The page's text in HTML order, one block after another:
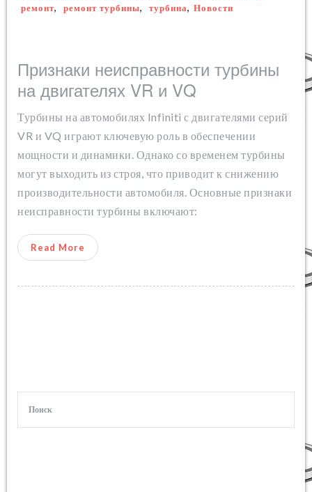
ремонт, ремонт турбины, турбина, Новости
Признаки неисправности турбины
на двигателях VR и VQ
Турбины на автомобилях Infiniti с двигателями серий
VR и VQ играют ключевую роль в обеспечении
мощности и динамики. Однако со временем турбины
могут выходить из строя, что приводит к снижению
производительности автомобиля. Основные признаки
неисправности турбины включают:
Read More